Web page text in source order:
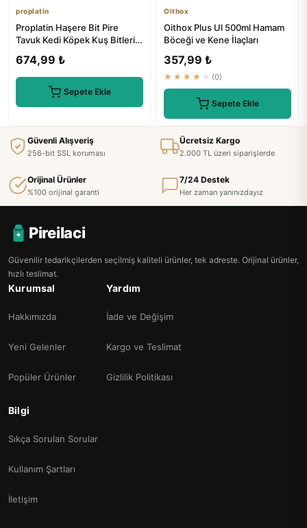
proplatin
Proplatin Haşere Bit Pire
Tavuk Kedi Köpek Kuş Bitleri
674,99 ₺
Sepete Ekle
Oithox
Oithox Plus Ul 500ml Hamam
Böceği ve Kene İlaçları
357,99 ₺
★★★★★ (0)
Sepete Ekle
Güvenli Alışveriş
256-bit SSL koruması
Ücretsiz Kargo
2.000 TL üzeri siparişlerde
Orijinal Ürünler
%100 orijinal garanti
7/24 Destek
Her zaman yanınızdayız
Pireilaci
Güvenilir tedarikçilerden seçilmiş kaliteli ürünler, tek adreste. Orijinal ürünler,
hızlı teslimat.
Kurumsal
Hakkımızda
Yeni Gelenler
Popüler Ürünler
Yardım
İade ve Değişim
Kargo ve Teslimat
Gizlilik Politikası
Bilgi
Sıkça Sorulan Sorular
Kullanım Şartları
İletişim